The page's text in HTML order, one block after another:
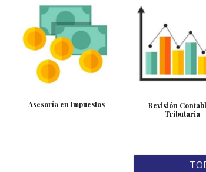
Asesoría en Impuestos
Revisión
Tributaria